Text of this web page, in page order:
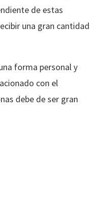
de estas
una gran cantidad
forma personal y
con el
debe de ser gran